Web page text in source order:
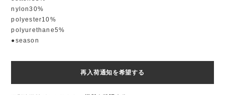
nylon30%
polyester10%
polyurethane5%
●season
再入荷通知を希望する